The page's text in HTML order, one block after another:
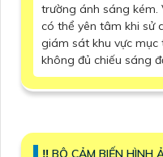
trường ánh sáng kém.
có thể yên tâm khi sử
giám sát khu vực mục
không đủ chiếu sáng
‼️ BỘ CẢM BIẾN HÌNH